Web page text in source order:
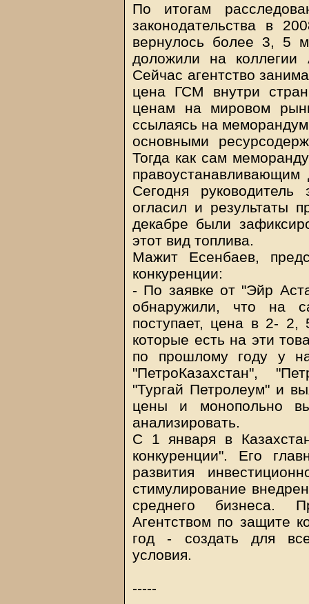
По итогам
законодательства в
вернулось более 3, 5
доложили на коллегии
Сейчас агентство
цена ГСМ внутри
ценам на мировом
ссылаясь на
основными
Тогда как сам
правоустанавливающим
Сегодня
огласил и результаты
декабре были
этот вид топлива.
Мажит Есенбаев,
конкуренции:
- По заявке от "Эйр
обнаружили, что на
поступает, цена в 2-
которые есть на эти
по прошлому году у
"ПетроКазахстан",
"Тургай Петролеум" и
цены и монопольно
анализировать.
С 1 января в
конкуренции". Его
развития
стимулирование
среднего бизнеса.
Агентством по защите
год - создать для
условия.
-----